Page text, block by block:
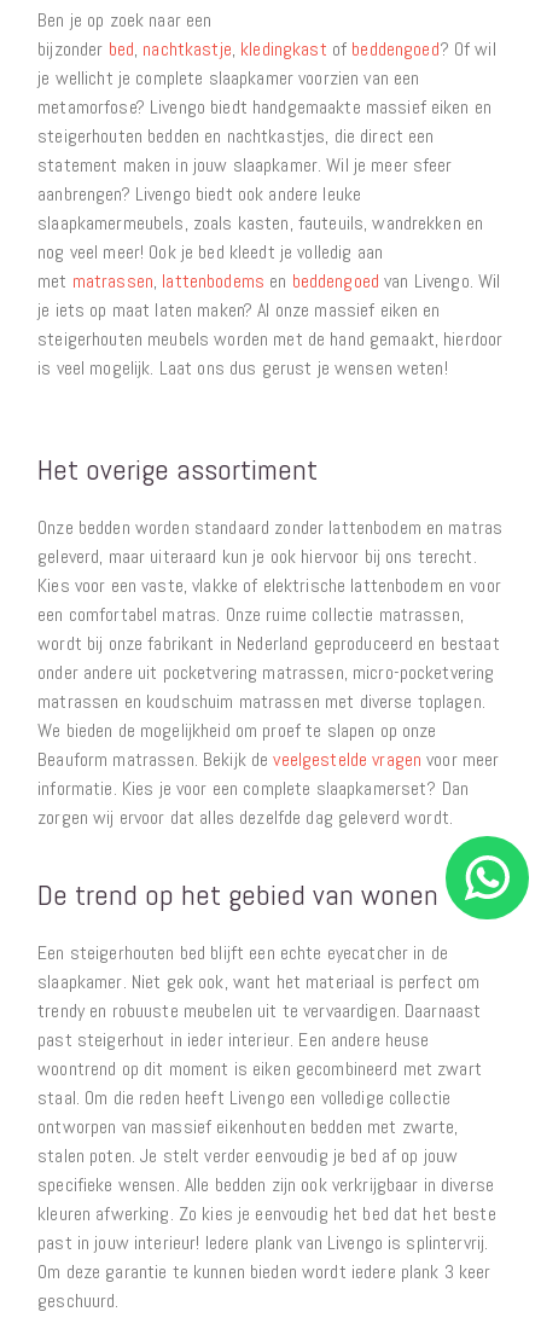
Ben je op zoek naar een
bijzonder bed, nachtkastje, kledingkast of beddengoed? Of wil
je wellicht je complete slaapkamer voorzien van een
metamorfose? Livengo biedt handgemaakte massief eiken en
steigerhouten bedden en nachtkastjes, die direct een
statement maken in jouw slaapkamer. Wil je meer sfeer
aanbrengen? Livengo biedt ook andere leuke
slaapkamermeubels, zoals kasten, fauteuils, wandrekken en
nog veel meer! Ook je bed kleedt je volledig aan
met matrassen, lattenbodems en beddengoed van Livengo. Wil
je iets op maat laten maken? Al onze massief eiken en
steigerhouten meubels worden met de hand gemaakt, hierdoor
is veel mogelijk. Laat ons dus gerust je wensen weten!
Het overige assortiment
Onze bedden worden standaard zonder lattenbodem en matras
geleverd, maar uiteraard kun je ook hiervoor bij ons terecht.
Kies voor een vaste, vlakke of elektrische lattenbodem en voor
een comfortabel matras. Onze ruime collectie matrassen,
wordt bij onze fabrikant in Nederland geproduceerd en bestaat
onder andere uit pocketvering matrassen, micro-pocketvering
matrassen en koudschuim matrassen met diverse toplagen.
We bieden de mogelijkheid om proef te slapen op onze
Beauform matrassen. Bekijk deveelgestelde vragen voor meer
informatie. Kies je voor een complete slaapkamerset? Dan
zorgen wij ervoor dat alles dezelfde dag geleverd wordt.
De trend op het gebied van wonen
Een steigerhouten bed blijft een echte eyecatcher in de
slaapkamer. Niet gek ook, want het materiaal is perfect om
trendy en robuuste meubelen uit te vervaardigen. Daarnaast
past steigerhout in ieder interieur. Een andere heuse
woontrend op dit moment is eiken gecombineerd met zwart
staal. Om die reden heeft Livengo een volledige collectie
ontworpen van massief eikenhouten bedden met zwarte,
stalen poten. Je stelt verder eenvoudig je bed af op jouw
specifieke wensen. Alle bedden zijn ook verkrijgbaar in diverse
kleuren afwerking. Zo kies je eenvoudig het bed dat het beste
past in jouw interieur! Iedere plank van Livengo is splintervrij.
Om deze garantie te kunnen bieden wordt iedere plank 3 keer
geschuurd.